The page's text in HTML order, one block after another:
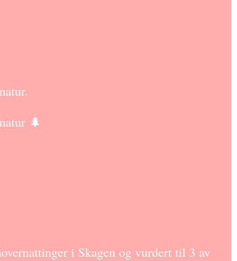
🌲
i Skagen og vurdert til 3 av